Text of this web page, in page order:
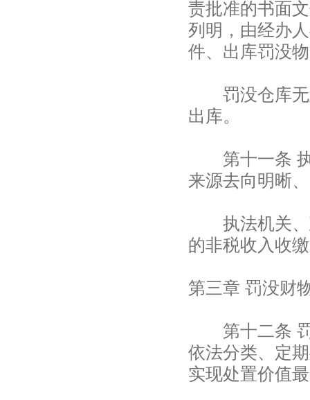
责批准的书面
列明，由经办
件、出库罚没
罚没仓库无
出库。
第十一条 执
来源去向明晰
执法机关、
的非税收入收
第三章 罚没财
第十二条 罚
依法分类、定
实现处置价值